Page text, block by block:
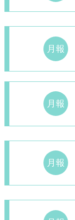
月報
月報
月報